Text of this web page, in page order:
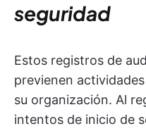
seguridad
Estos registros de
previenen
su organización. Al
intentos de inicio de